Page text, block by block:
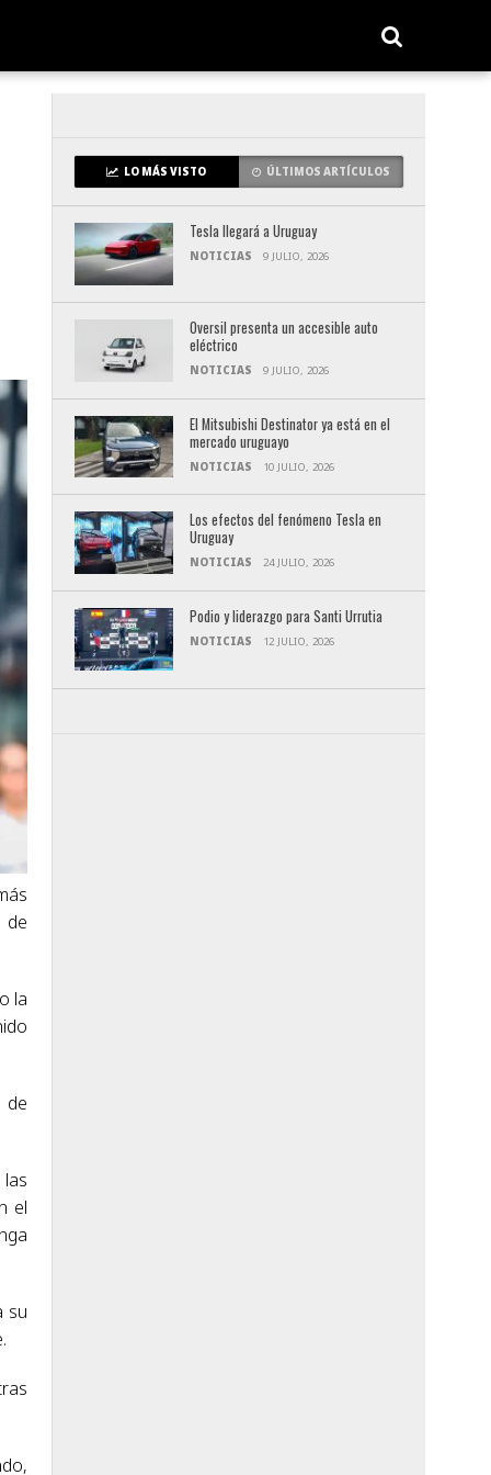
de
la
de
el
su
LO MÁS VISTO ÚLTIMOS ARTÍCULOS
Tesla llegará a Uruguay
NOTICIAS 9 JULIO, 2026
Oversil presenta un accesible auto
eléctrico
NOTICIAS 9 JULIO, 2026
El Mitsubishi Destinator ya está en el
mercado uruguayo
NOTICIAS 10 JULIO, 2026
Los efectos del fenómeno Tesla en
Uruguay
NOTICIAS 24 JULIO, 2026
Podio y liderazgo para Santi Urrutia
NOTICIAS 12 JULIO, 2026